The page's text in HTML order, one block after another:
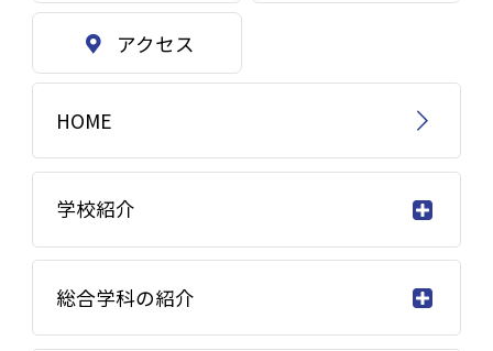
アクセス
HOME
学校紹介
総合学科の紹介